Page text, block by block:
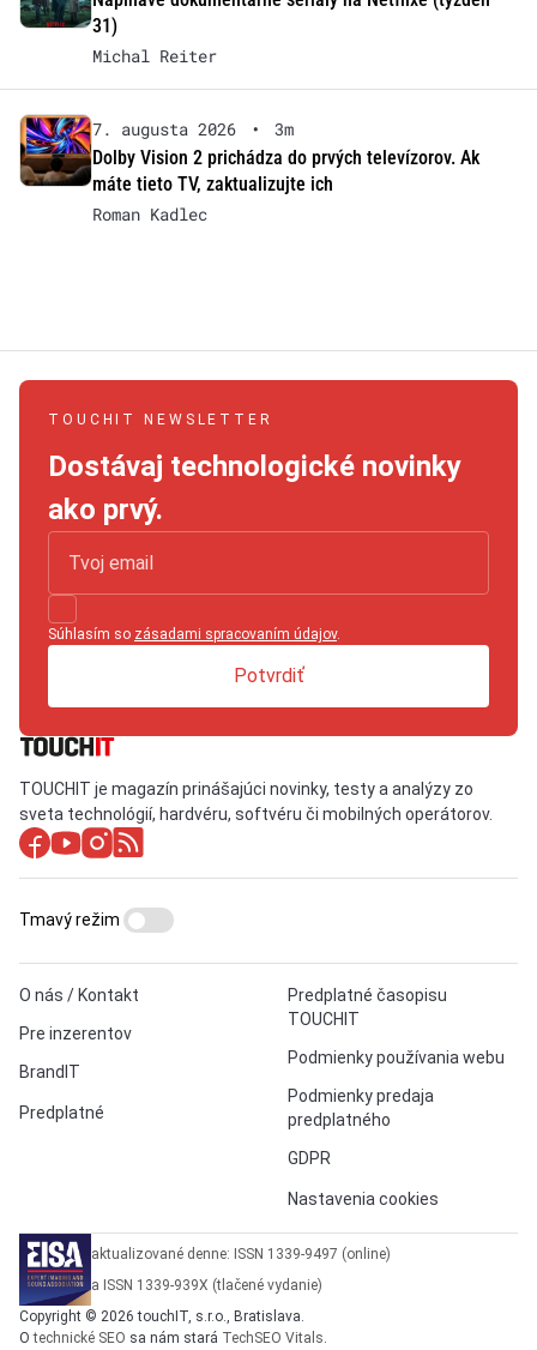
31)
Michal Reiter
7. augusta 2026 •
3m
Dolby Vision 2 prichádza do prvých televízorov. Ak
máte tieto TV, zaktualizujte ich
Roman Kadlec
TOUCHIT NEWSLETTER
Dostávaj technologické novinky
ako prvý.
Súhlasím so zásadami spracovaním údajov.
Potvrdiť
TOUCHIT je magazín prinášajúci novinky, testy a analýzy zo
sveta technológií, hardvéru, softvéru či mobilných operátorov.
O nás / Kontakt
Pre inzerentov
BrandIT
Predplatné
Predplatné časopisu
TOUCHIT
Podmienky používania webu
Podmienky predaja
predplatného
GDPR
Nastavenia cookies
Tmavý režim
aktualizované denne: ISSN 1339-9497 (online)
a ISSN 1339-939X (tlačené vydanie)
Copyright © 2026 touchIT, s.r.o., Bratislava.
Otechnické SEO sa nám stará TechSEO Vitals